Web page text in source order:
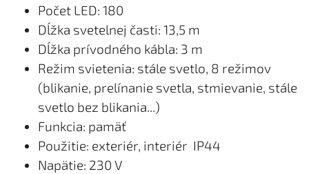
Počet LED: 180
Dĺžka svetelnej časti: 13,5 m
Dĺžka prívodného kábla: 3 m
Režim svietenia: stále svetlo, 8 režimov
(blikanie, prelínanie svetla, stmievanie, stále
svetlo bez blikania...)
Funkcia: pamäť
Použitie: exteriér, interiér IP44
Napätie: 230 V